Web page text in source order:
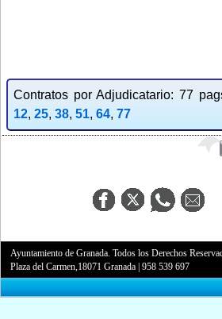
Contratos por Adjudicatario: 77
12, 25, 38, 51, 64, 77
Ayuntamiento de Granada. Todos los Derechos
Plaza del Carmen,18071 Granada |958 539 697